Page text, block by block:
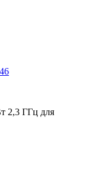
2,3 ГГц для